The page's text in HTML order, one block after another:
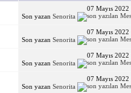
07 Mayıs 2022
Son yazan Senorita
07 Mayıs 2022
Son yazan Senorita
07 Mayıs 2022
Son yazan Senorita
07 Mayıs 2022
Son yazan Senorita